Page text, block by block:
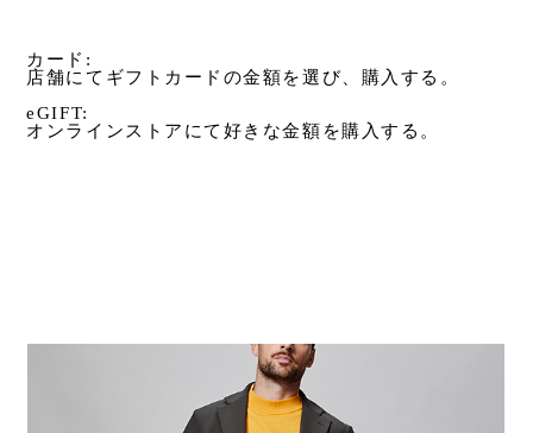
カード:
店舗にてギフトカードの金額を選び、購入する。
eGIFT:
オンラインストアにて好きな金額を購入する。